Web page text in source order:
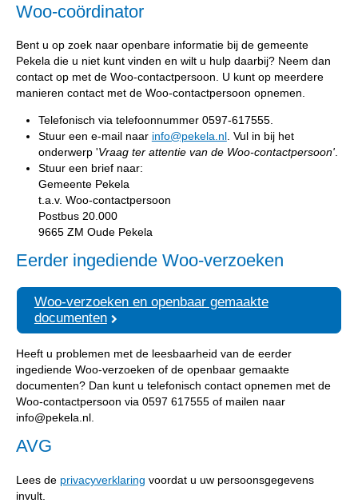
Woo-coördinator
Bent u op zoek naar openbare informatie bij de gemeente
Pekela die u niet kunt vinden en wilt u hulp daarbij? Neem dan
contact op met de Woo-contactpersoon. U kunt op meerdere
manieren contact met de Woo-contactpersoon opnemen.
Telefonisch via telefoonnummer 0597-617555.
Stuur een e-mail naar info@pekela.nl. Vul in bij het
onderwerp 'Vraag ter attentie van de Woo-contactpersoon'.
Stuur een brief naar:
Gemeente Pekela
t.a.v. Woo-contactpersoon
Postbus 20.000
9665 ZM Oude Pekela
Eerder ingediende Woo-verzoeken
Woo-verzoeken en openbaar gemaakte
documenten
Heeft u problemen met de leesbaarheid van de eerder
ingediende Woo-verzoeken of de openbaar gemaakte
documenten? Dan kunt u telefonisch contact opnemen met de
Woo-contactpersoon via 0597 617555 of mailen naar
info@pekela.nl.
AVG
Lees de privacyverklaring voordat u uw persoonsgegevens
invult.